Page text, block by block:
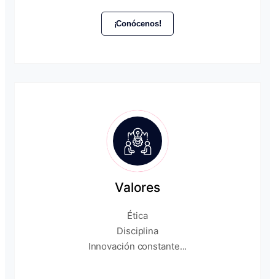
¡Conócenos!
Valores
Ética
Disciplina
Innovación constante...